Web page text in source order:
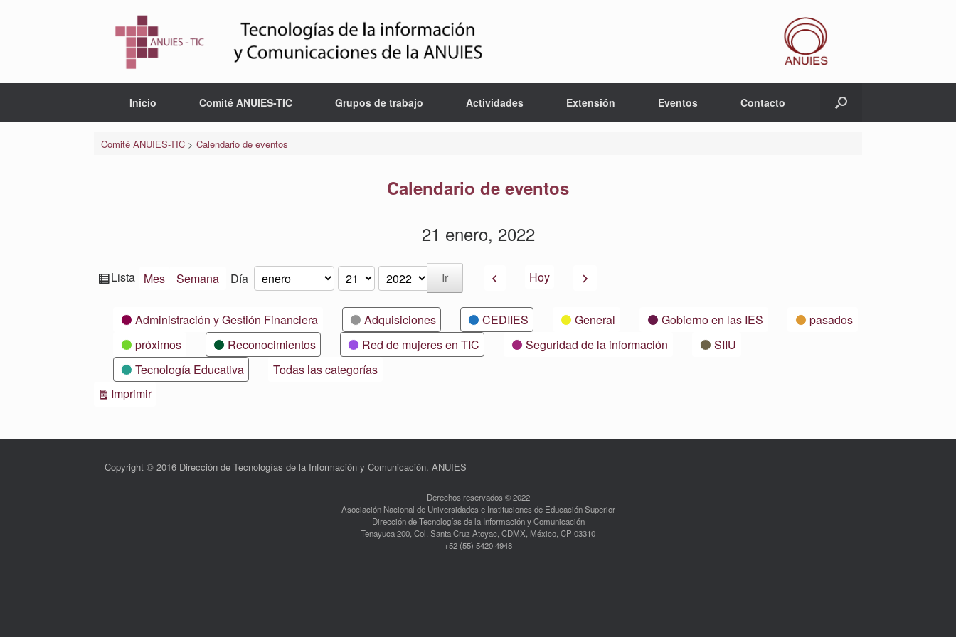
Inicio Comité ANUIES-TIC Grupos de trabajo Actividades Extensión Eventos Contacto
Comité ANUIES-TIC> Calendario de eventos
Calendario de eventos
21 enero, 2022
Ver
Lista Mes Semana Día Mes
Día
Año AnteriorHoy Siguiente
CategoríasAdministración y Gestión Financiera Adquisiciones CEDIIES General Gobierno en las IES
pasados
próximos
Reconocimientos Red de mujeres en TIC Seguridad de la información
SIIU
Tecnología Educativa
Todas las categorías
ImprimirVistas
Copyright © 2016 Dirección de Tecnologías de la Información y Comunicación. ANUIES
Derechos reservados © 2022
Asociación Nacional de Universidades e Instituciones de Educación Superior
Dirección de Tecnologías de la Información y Comunicación
Tenayuca 200, Col. Santa Cruz Atoyac, CDMX, México, CP 03310
+52 (55) 5420 4948